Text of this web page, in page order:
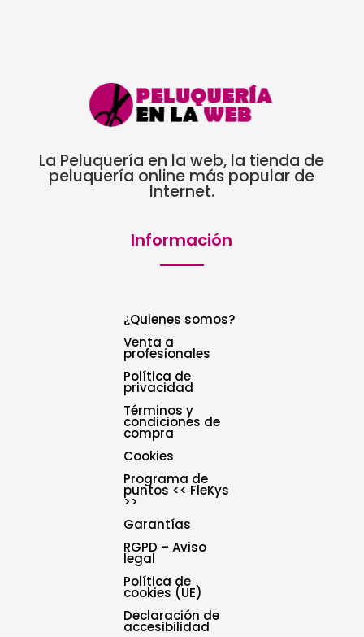
La Peluquería en la web, la tienda de
peluquería online más popular de
Internet.
Información
¿Quienes somos?
Venta a
profesionales
Política de
privacidad
Términos y
condiciones de
compra
Cookies
Programa de
puntos << FleKys
>>
Garantías
RGPD – Aviso
legal
Política de
cookies (UE)
Declaración de
accesibilidad